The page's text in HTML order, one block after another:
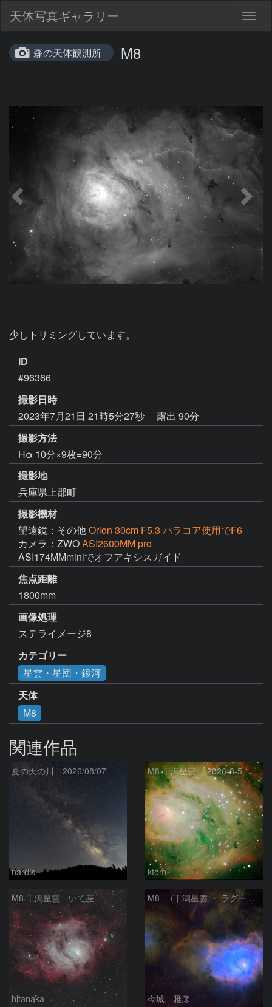
天体写真ギャラリー
森の天体観測所 M8
少しトリミングしています。
ID
#96366
撮影日時
2023年7月21日 21時5分27秒
露出 90分
撮影方法
Hα 10分×9枚=90分
撮影地
兵庫県上郡町
撮影機材
望遠鏡：その他Orion 30cm F5.3 パラコア使用でF6
カメラ：ZWOASI2600MM pro
ASI174MMminiでオフアキシスガイド
焦点距離
1800mm
画像処理
ステライメージ8
カテゴリー
星雲・星団・銀河
天体
M8
関連作品
夏の天の川 2026/08/07
nardis
M8 干潟星雲 2026-8-5
ktom
M8 干潟星雲 いて座
hltanaka
M8 (干潟星雲 ・ ラグーン（Lagoon）星雲)
今城 雅彦